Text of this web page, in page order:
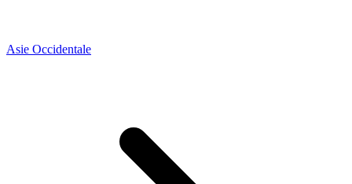
Asie Occidentale